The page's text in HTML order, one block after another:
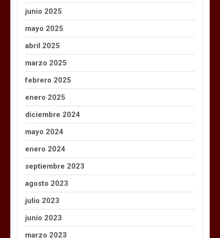
junio 2025
mayo 2025
abril 2025
marzo 2025
febrero 2025
enero 2025
diciembre 2024
mayo 2024
enero 2024
septiembre 2023
agosto 2023
julio 2023
junio 2023
marzo 2023